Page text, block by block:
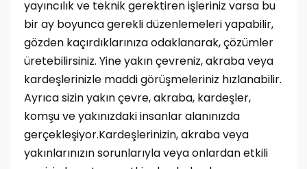
yayıncılık ve teknik gerektiren işleriniz varsa bu
bir ay boyunca gerekli düzenlemeleri yapabilir,
gözden kaçırdıklarınıza odaklanarak, çözümler
üretebilirsiniz. Yine yakın çevreniz, akraba veya
kardeşlerinizle maddi görüşmeleriniz hızlanabilir.
Ayrıca sizin yakın çevre, akraba, kardeşler,
komşu ve yakınızdaki insanlar alanınızda
gerçekleşiyor.Kardeşlerinizin, akraba veya
yakınlarınızın sorunlarıyla veya onlardan etkili